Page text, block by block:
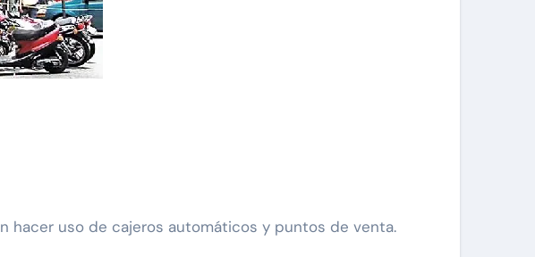
hacer uso de cajeros automáticos y puntos de venta.